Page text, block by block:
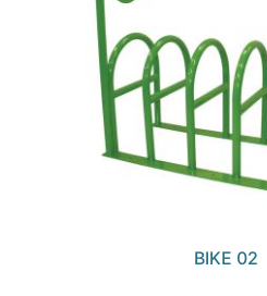
BIKE 02